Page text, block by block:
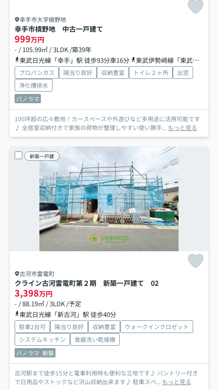
幸手市大字槇野地
幸手市槙野地 中古一戸建て
999万円
- / 105.99㎡ / 3LDK /築39年
東武日光線「幸手」駅 徒歩93分車16分
東武伊勢崎線「東武動物公園」駅 徒歩99分
プロパンガス 陽当り良好 収納豊富 トイレ２ヶ所
出窓
浄化槽排水
パノラマ
100坪超の広々敷地！カースペースや外遊びなど多用途に活用可能です
♪ 全居室収納付きで家族の荷物が整理しやすい使い勝手... もっと見る
新築一戸建
古河市雷電町
クライン古河雷電町第２期 新築一戸建て 02
3,398万円
- / 88.19㎡ / 3LDK /予定
東武日光線「新古河」駅 徒歩40分
駐車2台可 陽当り良好 収納豊富
ウォークインクロゼット
システムキッチン
食器洗い乾燥機
パノラマ 新築
古河駅まで徒歩15分と電車利用時も便利な立地です♪ パントリー付き
で日用品やストックなど沢山収納出来ます♪ 駐車スペ... もっと見る